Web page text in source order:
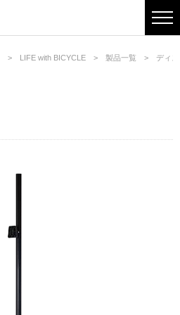
LIFE with BICYCLE 製品一覧 ディ